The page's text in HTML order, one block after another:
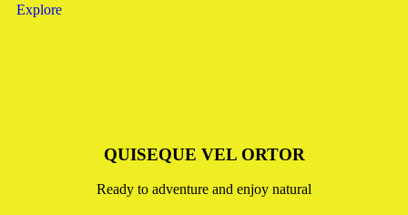
Explore
QUISEQUE VEL ORTOR
Ready to adventure and enjoy natural